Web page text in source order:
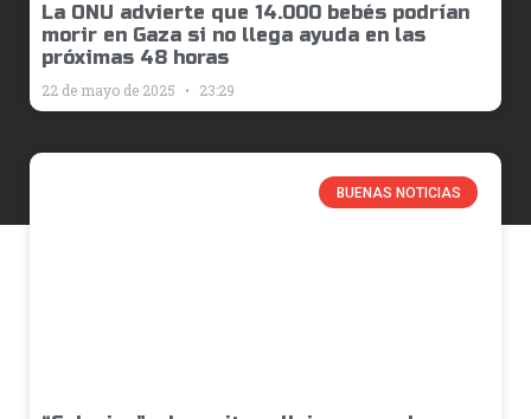
La ONU advierte que 14.000 bebés podrían
morir en Gaza si no llega ayuda en las
próximas 48 horas
22 de mayo de 2025 23:29
BUENAS NOTICIAS